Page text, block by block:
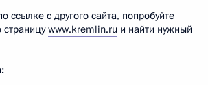
ссылке с другого сайта, попробуйте
страницуwww.kremlin.ru и найти нужный